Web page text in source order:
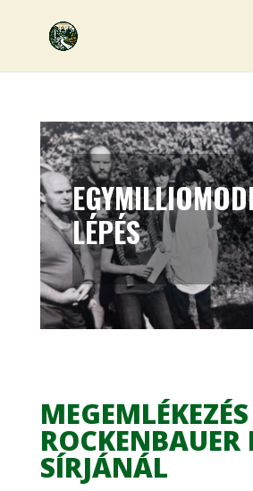
LÉPÉS
MEGEMLÉKEZÉS
ROCKENBAUER
SÍRJÁNÁL